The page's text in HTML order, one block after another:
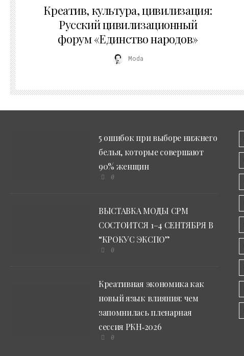
Креатив, культура, цивилизация:
Русский цивилизационный
форум «Единство народов»
Moda
5 ошибок при выборе нижнего
белья, которые совершают
90% женщин
0
ВЫСТАВКА МОДЫ CPM
СОСТОИТСЯ 1–4 СЕНТЯБРЯ В
“КРОКУС ЭКСПО”
0
Креативная экономика как
новый язык влияния: чем
запомнилась пленарная
сессия РКН‑2026
0